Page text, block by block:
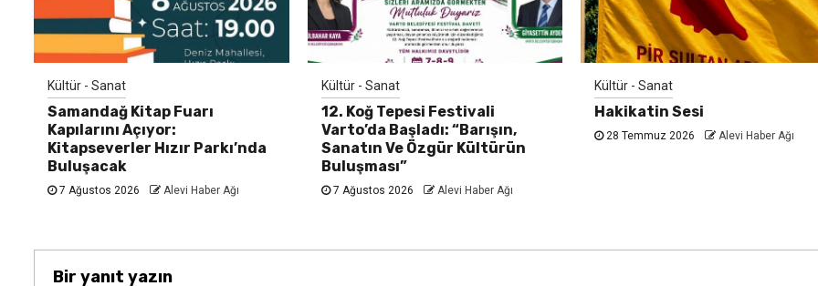
Kültür - Sanat
Samandağ Kitap Fuarı
Kapılarını Açıyor:
Kitapseverler Hızır Parkı’nda
Buluşacak
7 Ağustos 2026 Alevi Haber Ağı
Kültür - Sanat
12. Koğ Tepesi Festivali
Varto’da Başladı: “Barışın,
Sanatın Ve Özgür Kültürün
Buluşması”
7 Ağustos 2026 Alevi Haber Ağı
Kültür - Sanat
Hakikatin Sesi
28 Temmuz 2026 Alevi Haber Ağı
Bir yanıt yazın